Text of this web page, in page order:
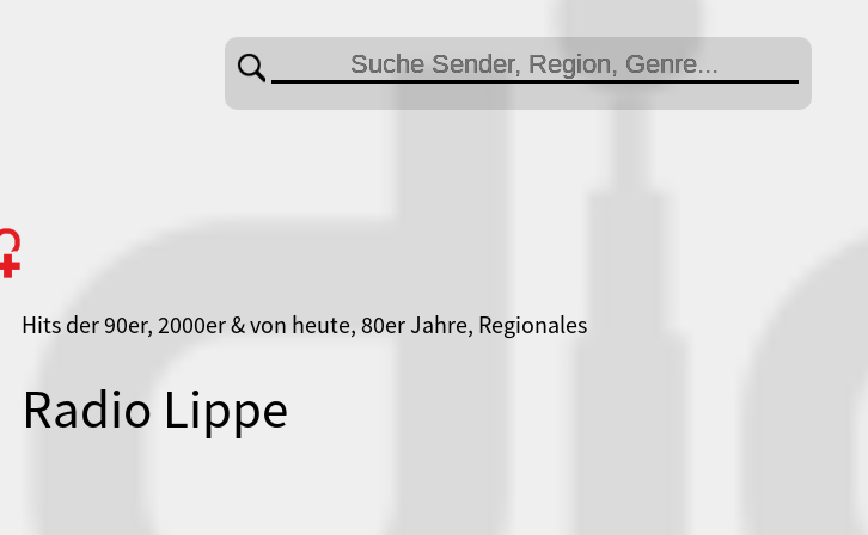
Hits der 90er, 2000er & von heute, 80er Jahre, Regionales
Radio Lippe